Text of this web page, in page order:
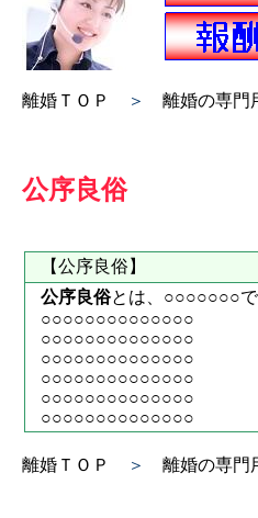
離婚ＴＯＰ ＞ 離婚の専門
公序良俗
【公序良俗】
公序良俗とは、○○○○○○○で
○○○○○○○○○○○○○○
○○○○○○○○○○○○○○
○○○○○○○○○○○○○○
○○○○○○○○○○○○○○
○○○○○○○○○○○○○○
○○○○○○○○○○○○○○
離婚ＴＯＰ ＞ 離婚の専門